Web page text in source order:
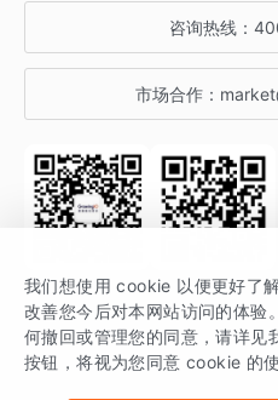
增长博客
开发者文档
SDK 文档
场景指南
增长大会
行业活动
咨询热线：
市场合作：
关注公众号 获取更多干货
GrowingIO 是专注于数据智能分析
分析
我们想使用 cookie 以便更好了
改善您今后对本网站访问的体
何撤回或管理您的同意，请详见
按钮，将视为您同意 cookie 的使